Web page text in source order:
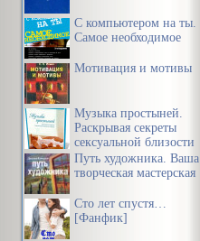
С компьютером на ты.
Самое необходимое
Мотивация и мотивы
Музыка простыней.
Раскрывая секреты
сексуальной близости
в браке
Путь художника. Ваша
творческая мастерская
Сто лет спустя…
[Фанфик]